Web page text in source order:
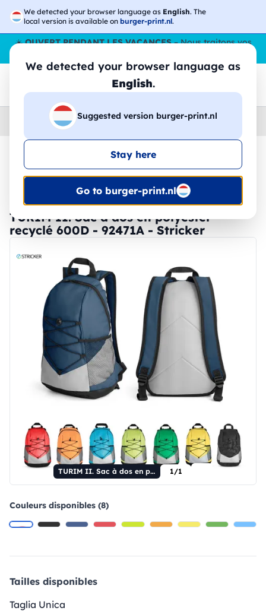
We detected your browser language as English. The
local version is available on burger-print.nl.
We detected your browser language as
English.
Suggested version burger-print.nl
Stay here
Go to burger-print.nl
☀️OUVERT PENDANT LES VACANCES– Nous traitons vos
Accessoires › sacs-a-dos-personnalises
🔥 Impression DTF à -30 %
TURIM II. Sac à dos en polyester
recyclé 600D - 92471A - Stricker
TURIM II. Sac à dos en polyester recyclé 600D 1/1
Couleurs disponibles (8)
Tailles disponibles
Taglia Unica